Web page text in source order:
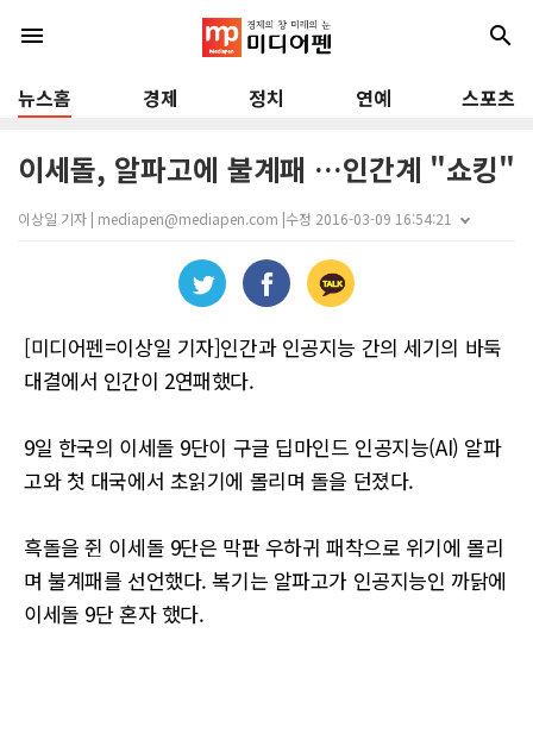
menu search
뉴스홈 경제 정치 연예 스포츠
이세돌, 알파고에 불계패 …인간계 "쇼킹"
이상일 기자 | mediapen@mediapen.com |수정 2016-03-09 16:54:21
[미디어펜=이상일 기자]인간과 인공지능 간의 세기의 바둑
대결에서 인간이 2연패했다.
9일 한국의 이세돌 9단이 구글 딥마인드 인공지능(AI) 알파
고와 첫 대국에서 초읽기에 몰리며 돌을 던졌다.
흑돌을 쥔 이세돌 9단은 막판 우하귀 패착으로 위기에 몰리
며 불계패를 선언했다. 복기는 알파고가 인공지능인 까닭에
이세돌 9단 혼자 했다.